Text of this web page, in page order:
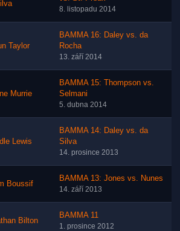
8. listopadu 2014
Taylor
BAMMA 16: Daley vs. da
Rocha
13. září 2014
Murrie
BAMMA 15: Thompson vs.
Selmani
5. dubna 2014
Lewis
BAMMA 14: Daley vs. da
Silva
14. prosince 2013
Boussif
BAMMA 13: Jones vs. Nunes
14. září 2013
Bilton
BAMMA 11
1. prosince 2012